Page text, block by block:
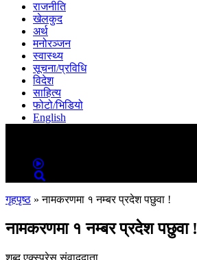
राजनीति
खेलकुद
अर्थ
मनोरञ्जन
स्वास्थ्य
सूचना/प्रविधि
विदेश
साहित्य
फोटो/भिडियो
English
गृहपृष्ठ »नामकरणमा १ नम्बर प्रदेश पछुवा !
नामकरणमा १ नम्बर प्रदेश पछुवा !
शब्द एक्स्प्रेस संवाददाता